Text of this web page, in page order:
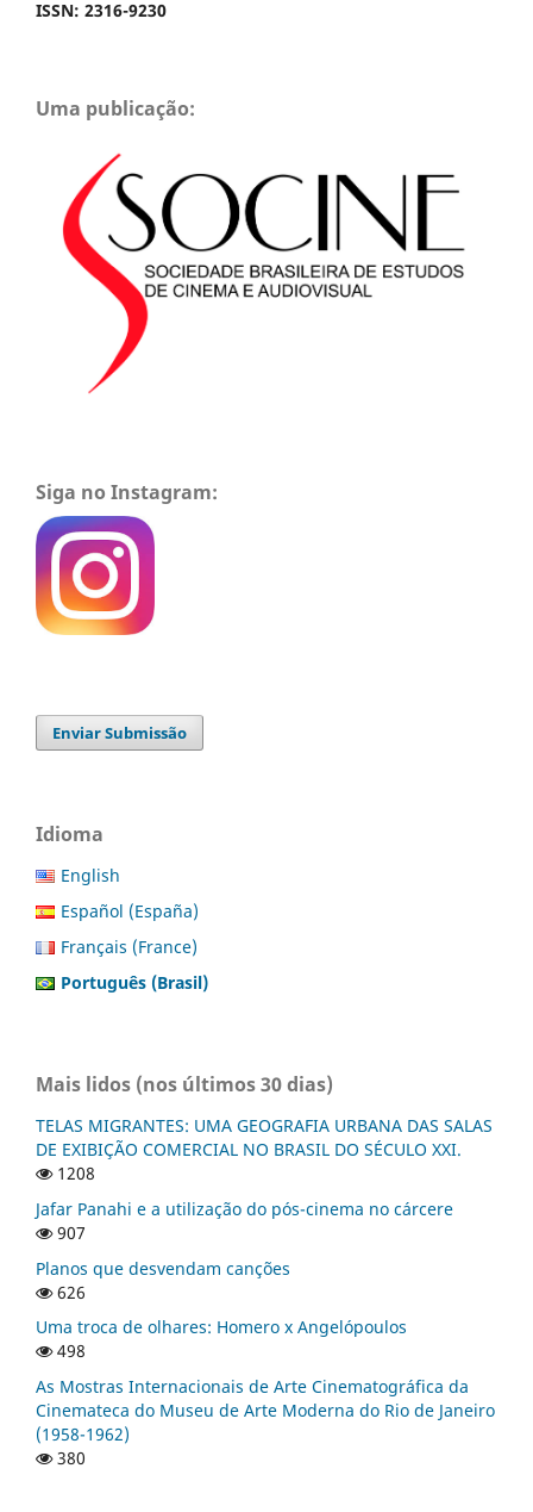
ISSN: 2316-9230
Uma publicação:
Siga no Instagram:
Enviar Submissão
Idioma
English
Español (España)
Français (France)
Português (Brasil)
Mais lidos (nos últimos 30 dias)
TELAS MIGRANTES: UMA GEOGRAFIA URBANA DAS SALAS
DE EXIBIÇÃO COMERCIAL NO BRASIL DO SÉCULO XXI.
1208
Jafar Panahi e a utilização do pós-cinema no cárcere
907
Planos que desvendam canções
626
Uma troca de olhares: Homero x Angelópoulos
498
As Mostras Internacionais de Arte Cinematográfica da
Cinemateca do Museu de Arte Moderna do Rio de Janeiro
(1958-1962)
380